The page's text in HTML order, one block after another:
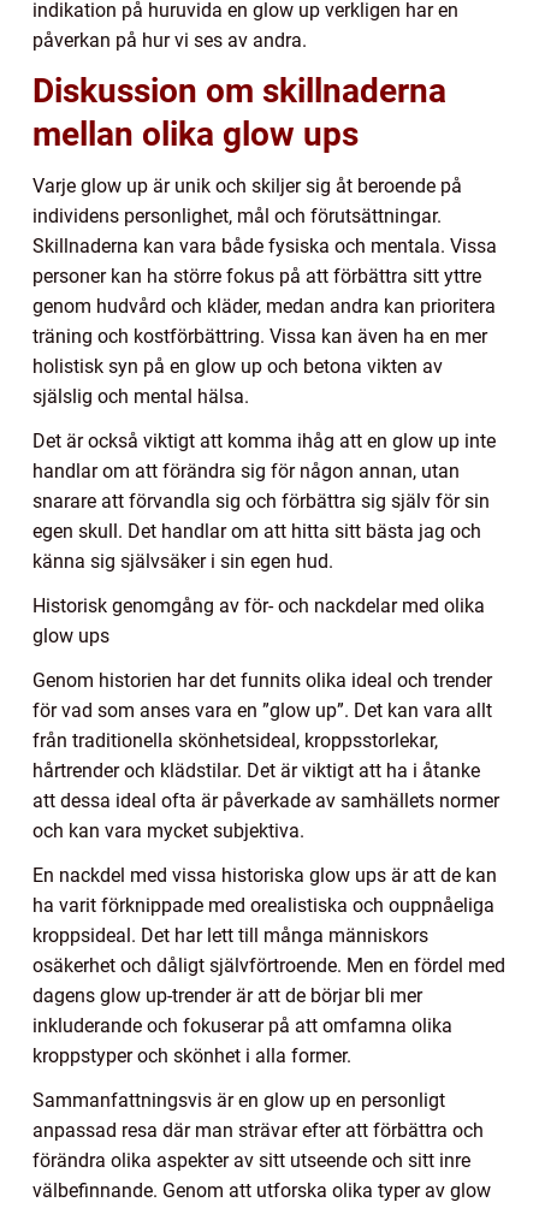
indikation på huruvida en glow up verkligen har en
påverkan på hur vi ses av andra.
Diskussion om skillnaderna
mellan olika glow ups
Varje glow up är unik och skiljer sig åt beroende på
individens personlighet, mål och förutsättningar.
Skillnaderna kan vara både fysiska och mentala. Vissa
personer kan ha större fokus på att förbättra sitt yttre
genom hudvård och kläder, medan andra kan prioritera
träning och kostförbättring. Vissa kan även ha en mer
holistisk syn på en glow up och betona vikten av
själslig och mental hälsa.
Det är också viktigt att komma ihåg att en glow up inte
handlar om att förändra sig för någon annan, utan
snarare att förvandla sig och förbättra sig själv för sin
egen skull. Det handlar om att hitta sitt bästa jag och
känna sig självsäker i sin egen hud.
Historisk genomgång av för- och nackdelar med olika
glow ups
Genom historien har det funnits olika ideal och trender
för vad som anses vara en ”glow up”. Det kan vara allt
från traditionella skönhetsideal, kroppsstorlekar,
hårtrender och klädstilar. Det är viktigt att ha i åtanke
att dessa ideal ofta är påverkade av samhällets normer
och kan vara mycket subjektiva.
En nackdel med vissa historiska glow ups är att de kan
ha varit förknippade med orealistiska och ouppnåeliga
kroppsideal. Det har lett till många människors
osäkerhet och dåligt självförtroende. Men en fördel med
dagens glow up-trender är att de börjar bli mer
inkluderande och fokuserar på att omfamna olika
kroppstyper och skönhet i alla former.
Sammanfattningsvis är en glow up en personligt
anpassad resa där man strävar efter att förbättra och
förändra olika aspekter av sitt utseende och sitt inre
välbefinnande. Genom att utforska olika typer av glow